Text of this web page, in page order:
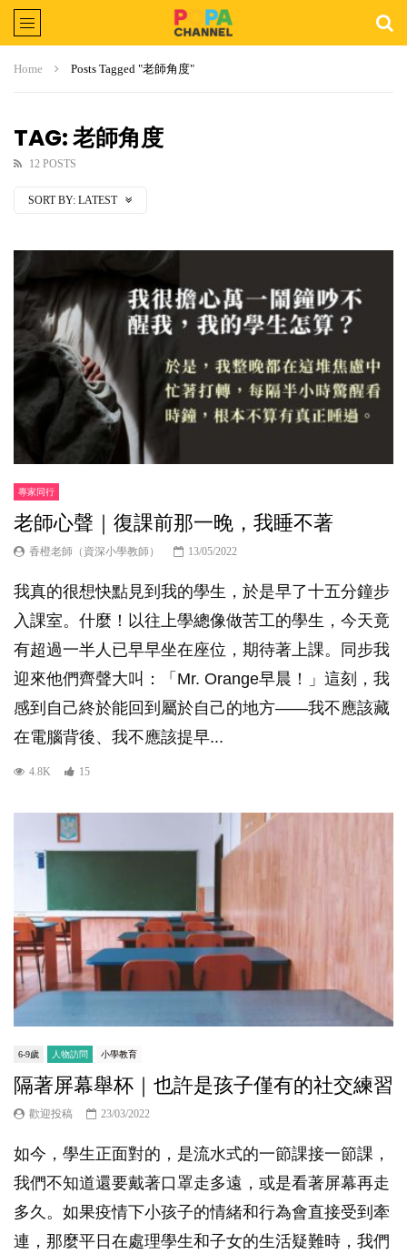
Home Posts Tagged "老師角度"
TAG: 老師角度
12 POSTS
SORT BY: LATEST
專家同行
老師心聲｜復課前那一晚，我睡不著
香橙老師（資深小學教師） 13/05/2022
我真的很想快點見到我的學生，於是早了十五分鐘步
入課室。什麼！以往上學總像做苦工的學生，今天竟
有超過一半人已早早坐在座位，期待著上課。同步我
迎來他們齊聲大叫：「Mr. Orange早晨！」這刻，我
感到自己終於能回到屬於自己的地方——我不應該藏
在電腦背後、我不應該提早...
4.8K 15
6-9歲 人物訪問 小學教育
隔著屏幕舉杯｜也許是孩子僅有的社交練習
歡迎投稿 23/03/2022
如今，學生正面對的，是流水式的一節課接一節課，
我們不知道還要戴著口罩走多遠，或是看著屏幕再走
多久。如果疫情下小孩子的情緒和行為會直接受到牽
連，那麼平日在處理學生和子女的生活疑難時，我們